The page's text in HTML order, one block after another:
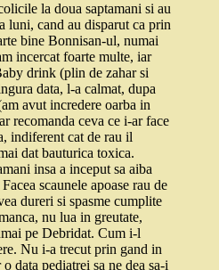
la doua saptamani si au
luni, cand au disparut ca prin
bine Bonnisan-ul, numai
incercat foarte multe, iar
drink (plin de zahar si
data, l-a calmat, dupa
avut incredere oarba in
recomanda ceva ce i-ar face
indiferent cat de rau il
dat bauturica toxica.
insa a inceput sa aiba
scaunele apoase rau de
dureri si spasme cumplite
nu lua in greutate,
pe Debridat. Cum i-l
Nu i-a trecut prin gand in
data pediatrei sa ne dea sa-i